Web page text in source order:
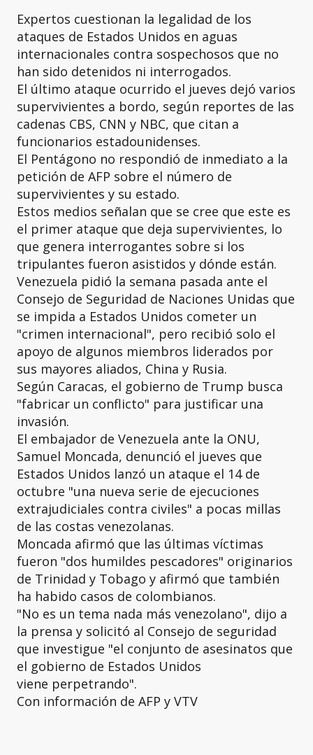
Expertos cuestionan la legalidad de los
ataques de Estados Unidos en aguas
internacionales contra sospechosos que no
han sido detenidos ni interrogados.
El último ataque ocurrido el jueves dejó varios
supervivientes a bordo, según reportes de las
cadenas CBS, CNN y NBC, que citan a
funcionarios estadounidenses.
El Pentágono no respondió de inmediato a la
petición de AFP sobre el número de
supervivientes y su estado.
Estos medios señalan que se cree que este es
el primer ataque que deja supervivientes, lo
que genera interrogantes sobre si los
tripulantes fueron asistidos y dónde están.
Venezuela pidió la semana pasada ante el
Consejo de Seguridad de Naciones Unidas que
se impida a Estados Unidos cometer un
"crimen internacional", pero recibió solo el
apoyo de algunos miembros liderados por
sus mayores aliados, China y Rusia.
Según Caracas, el gobierno de Trump busca
"fabricar un conflicto" para justificar una
invasión.
El embajador de Venezuela ante la ONU,
Samuel Moncada, denunció el jueves que
Estados Unidos lanzó un ataque el 14 de
octubre "una nueva serie de ejecuciones
extrajudiciales contra civiles" a pocas millas
de las costas venezolanas.
Moncada afirmó que las últimas víctimas
fueron "dos humildes pescadores" originarios
de Trinidad y Tobago y afirmó que también
ha habido casos de colombianos.
"No es un tema nada más venezolano", dijo a
la prensa y solicitó al Consejo de seguridad
que investigue "el conjunto de asesinatos que
el gobierno de Estados Unidos
viene perpetrando".
Con información de AFP y VTV